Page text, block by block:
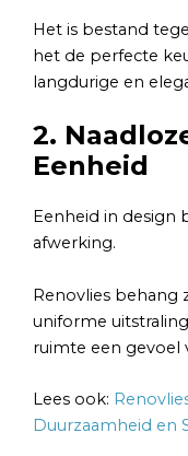
Het is bestand
het de perfecte
langdurige en
2.
Eenheid
Eenheid in design
afwerking.
Renovlies behang
uniforme
ruimte een gevoel
Lees ook:
Duurzaamheid en